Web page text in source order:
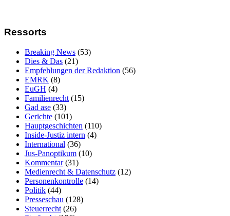
Ressorts
Breaking News (53)
Dies & Das (21)
Empfehlungen der Redaktion (56)
EMRK (8)
EuGH (4)
Familienrecht (15)
Gad ase (33)
Gerichte (101)
Hauptgeschichten (110)
Inside-Justiz intern (4)
International (36)
Jus-Panoptikum (10)
Kommentar(31)
Medienrecht & Datenschutz (12)
Personenkontrolle (14)
Politik (44)
Presseschau (128)
Steuerrecht (26)